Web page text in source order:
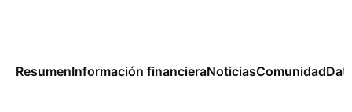
ResumenInformación financieraNoticiasComunidad